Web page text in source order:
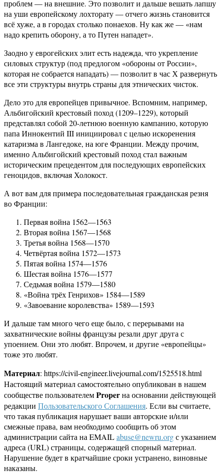
проблем — на внешние. Это позволит и дальше вешать лапшу
на уши европейскому лохторату — отчего жизнь становится
всё хуже, а в городах столько понаехов. Ну как же — «нам
надо крепить оборону, а то Путен нападет».
Заодно у еврогейских элит есть надежда, что укрепление
силовых структур (под предлогом «обороны от России»,
которая не собрается нападать) — позволит в час Х развернуть
все эти структуры внутрь страны для этнических чисток.
Дело это для европейцев привычное. Вспомним, например,
Альбигойский крестовый поход (1209–1229), который
представлял собой 20-летнюю военную кампанию, которую
папа Иннокентий III инициировал с целью искоренения
катаризма в Лангедоке, на юге Франции. Между прочим,
именно Альбигойский крестовый поход стал важным
историческим прецедентом для последующих европейских
геноцидов, включая Холокост.
А вот вам для примера последовательная гражданская резня
во Франции:
Первая война 1562—1563
Вторая война 1567—1568
Третья война 1568—1570
Четвёртая война 1572—1573
Пятая война 1574—1576
Шестая война 1576—1577
Седьмая война 1579—1580
«Война трёх Генрихов» 1584—1589
«Завоевание королевства» 1589—1593
И дальше там много чего еще было, с перерывами на
захватнические войны французы резали друг друга с
упоением. Они это любят. Впрочем, и другие «европейцы»
тоже это любят.
Материал: https://civil-engineer.livejournal.com/1525518.html
Настоящий материал самостоятельно опубликован в нашем
сообществе пользователемProperна основании действующей
редакции Пользовательского Соглашения. Если вы считаете,
что такая публикация нарушает ваши авторские и/или
смежные права, вам необходимо сообщить об этом
администрации сайта на EMAILabuse@newru.orgс указанием
адреса (URL) страницы, содержащей спорный материал.
Нарушение будет в кратчайшие сроки устранено, виновные
наказаны.